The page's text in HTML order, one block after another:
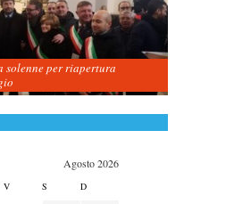
solenne per riapertura
Agosto 2026
V S D